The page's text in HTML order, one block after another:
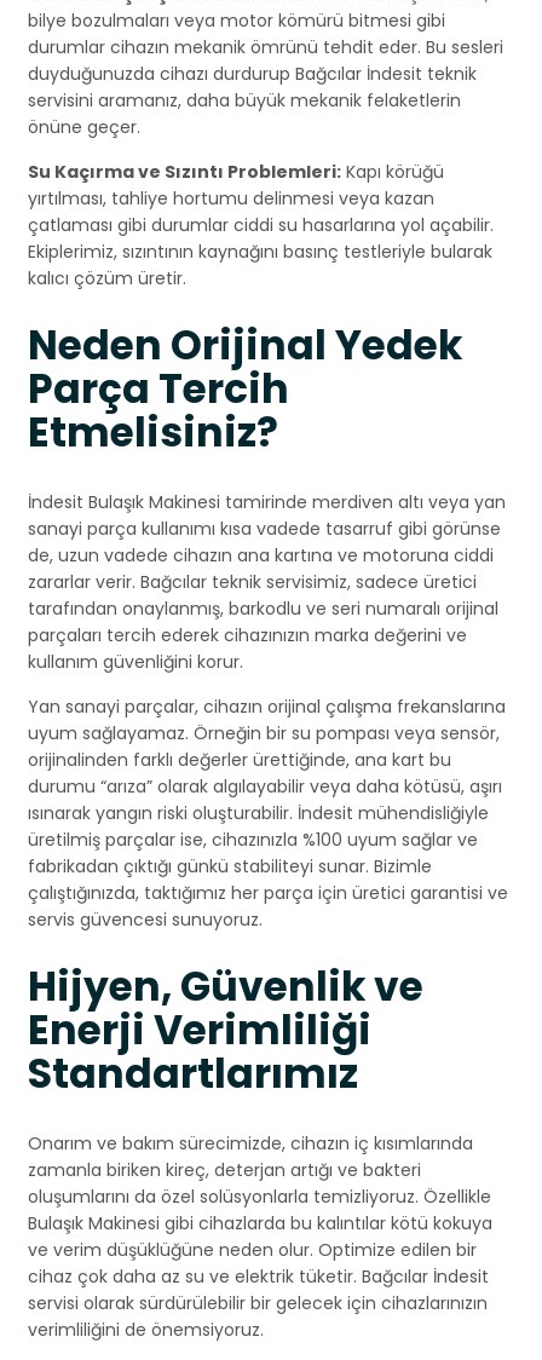
bilye bozulmaları veya motor kömürü bitmesi gibi
durumlar cihazın mekanik ömrünü tehdit eder. Bu sesleri
duyduğunuzda cihazı durdurup Bağcılar İndesit teknik
servisini aramanız, daha büyük mekanik felaketlerin
önüne geçer.
Su Kaçırma ve Sızıntı Problemleri: Kapı körüğü
yırtılması, tahliye hortumu delinmesi veya kazan
çatlaması gibi durumlar ciddi su hasarlarına yol açabilir.
Ekiplerimiz, sızıntının kaynağını basınç testleriyle bularak
kalıcı çözüm üretir.
Neden Orijinal Yedek
Parça Tercih
Etmelisiniz?
İndesit Bulaşık Makinesi tamirinde merdiven altı veya yan
sanayi parça kullanımı kısa vadede tasarruf gibi görünse
de, uzun vadede cihazın ana kartına ve motoruna ciddi
zararlar verir. Bağcılar teknik servisimiz, sadece üretici
tarafından onaylanmış, barkodlu ve seri numaralı orijinal
parçaları tercih ederek cihazınızın marka değerini ve
kullanım güvenliğini korur.
Yan sanayi parçalar, cihazın orijinal çalışma frekanslarına
uyum sağlayamaz. Örneğin bir su pompası veya sensör,
orijinalinden farklı değerler ürettiğinde, ana kart bu
durumu “arıza” olarak algılayabilir veya daha kötüsü, aşırı
ısınarak yangın riski oluşturabilir. İndesit mühendisliğiyle
üretilmiş parçalar ise, cihazınızla %100 uyum sağlar ve
fabrikadan çıktığı günkü stabiliteyi sunar. Bizimle
çalıştığınızda, taktığımız her parça için üretici garantisi ve
servis güvencesi sunuyoruz.
Hijyen, Güvenlik ve
Enerji Verimliliği
Standartlarımız
Onarım ve bakım sürecimizde, cihazın iç kısımlarında
zamanla biriken kireç, deterjan artığı ve bakteri
oluşumlarını da özel solüsyonlarla temizliyoruz. Özellikle
Bulaşık Makinesi gibi cihazlarda bu kalıntılar kötü kokuya
ve verim düşüklüğüne neden olur. Optimize edilen bir
cihaz çok daha az su ve elektrik tüketir. Bağcılar İndesit
servisi olarak sürdürülebilir bir gelecek için cihazlarınızın
verimliliğini de önemsiyoruz.